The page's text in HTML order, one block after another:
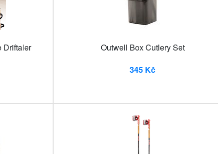
Driftaler
Outwell Box Cutlery Set
345 Kč